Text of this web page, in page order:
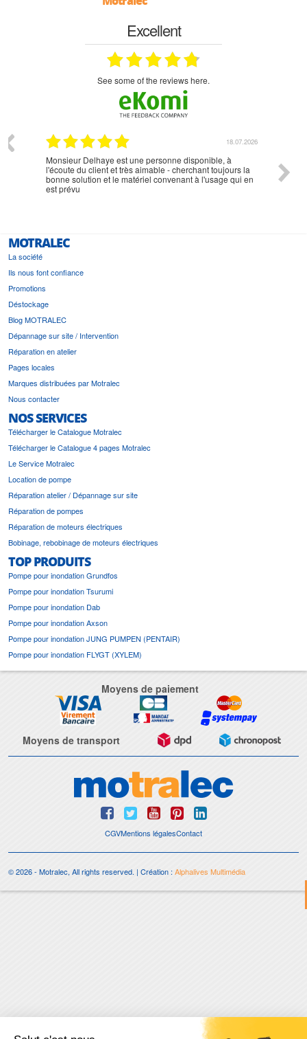
Excellent
see some of the reviews here.
18.07.2026
Monsieur Delhaye est une personne disponible, à
l'écoute du client et très aimable - cherchant toujours la
bonne solution et le matériel convenant à l'usage qui en
est prévu
MOTRALEC
La société
Ils nous font confiance
Promotions
Déstockage
Blog MOTRALEC
Dépannage sur site / Intervention
Réparation en atelier
Pages locales
Marques distribuées par Motralec
Nous contacter
NOS SERVICES
Télécharger le Catalogue Motralec
Télécharger le Catalogue 4 pages Motralec
Le Service Motralec
Location de pompe
Réparation atelier / Dépannage sur site
Réparation de pompes
Réparation de moteurs électriques
Bobinage, rebobinage de moteurs électriques
TOP PRODUITS
Pompe pour inondation Grundfos
Pompe pour inondation Tsurumi
Pompe pour inondation Dab
Pompe pour inondation Axson
Pompe pour inondation JUNG PUMPEN (PENTAIR)
Pompe pour inondation FLYGT (XYLEM)
Moyens de paiement
Moyens de transport
CGVMentions légalesContact
© 2026 - Motralec, All rights reserved. | Création :Alphalives Multimédia